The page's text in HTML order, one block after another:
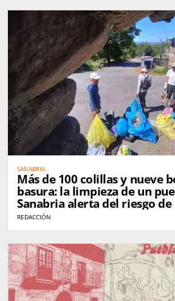
SANABRIA
Más de 100 colillas y nueve
basura: la limpieza de un
Sanabria alerta del riesgo
REDACCIÓN